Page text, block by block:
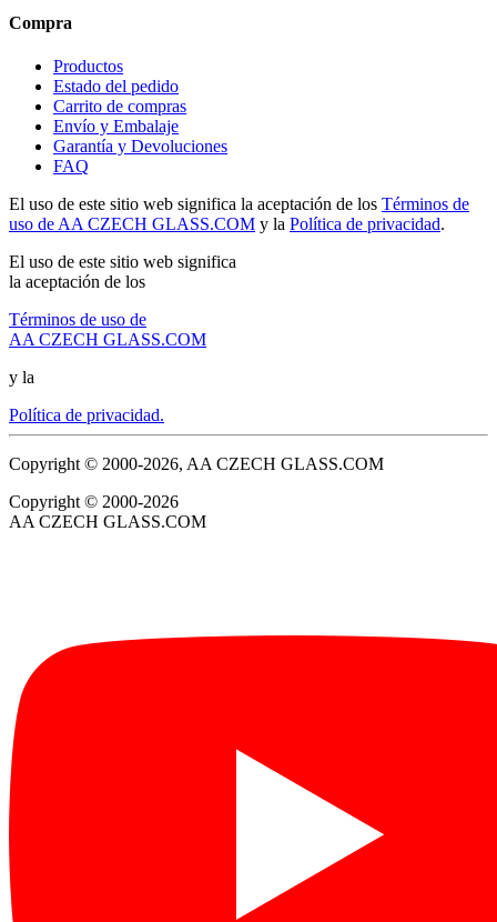
Compra
Productos
Estado del pedido
Carrito de compras
Envío y Embalaje
Garantía y Devoluciones
FAQ
El uso de este sitio web significa la aceptación de los Términos de
uso de AA CZECH GLASS.COM y la Política de privacidad.
El uso de este sitio web significa
la aceptación de los
Términos de uso de
AA CZECH GLASS.COM
y la
Política de privacidad.
Copyright © 2000-2026, AA CZECH GLASS.COM
Copyright © 2000-2026
AA CZECH GLASS.COM